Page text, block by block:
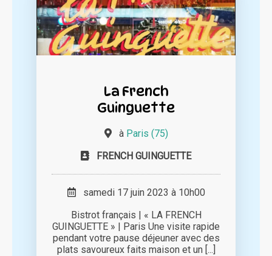
La French
Guinguette
à Paris (75)
FRENCH GUINGUETTE
samedi 17 juin 2023 à 10h00
Bistrot français | « LA FRENCH
GUINGUETTE » | Paris Une visite rapide
pendant votre pause déjeuner avec des
plats savoureux faits maison et un [...]